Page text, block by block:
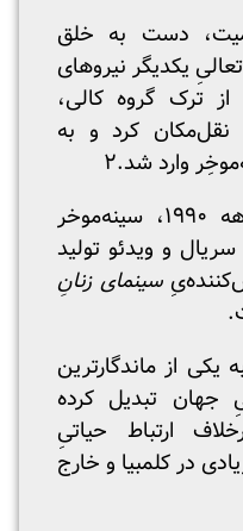
دست به خلق
یکدیگر نیروهای
ترک گروه کالی،
نقل‌مکان کرد و به
وارد شد.۲
از سال ۱۹۷۸ تا اواخر دهه ۱۹۹۰، سینه‌موخر
و ویدئو تولید
سینمای زنانِ
از ماندگارترین
جهان تبدیل کرده
ارتباط حیاتیِ
در کلمبیا و خارج